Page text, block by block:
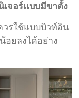
เจอร์แบบมีขาตั้ง
วรใช้แบบบิวท์อิน
อยลงได้อย่าง